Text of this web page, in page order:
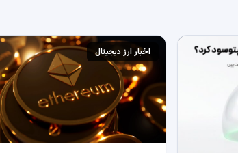
اخبار ارز دیجیتال